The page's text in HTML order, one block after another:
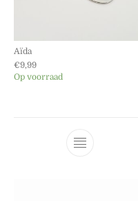
Aïda
€9,99
Op voorraad
Dit